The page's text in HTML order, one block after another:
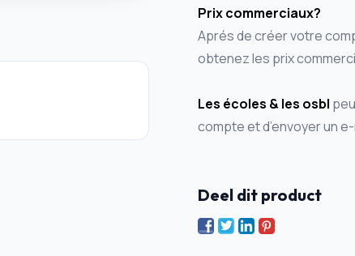
Prix commerciaux?
Aprés de créer votre
obtenez les prix
Les écoles & les osbl
compte et d’envoyer un
Deel dit product